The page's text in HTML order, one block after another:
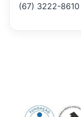
(67) 3222-8610